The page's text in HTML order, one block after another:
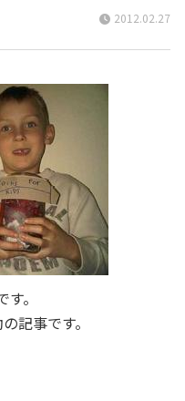
2012.02.27
。
記事です。